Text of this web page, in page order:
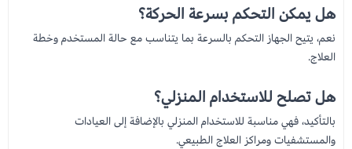
هل يمكن التحكم بسرعة الحركة؟
نعم، يتيح الجهاز التحكم بالسرعة بما يتناسب مع حالة المستخدم وخطة
العلاج.
هل تصلح للاستخدام المنزلي؟
بالتأكيد، فهي مناسبة للاستخدام المنزلي بالإضافة إلى العيادات
والمستشفيات ومراكز العلاج الطبيعي.